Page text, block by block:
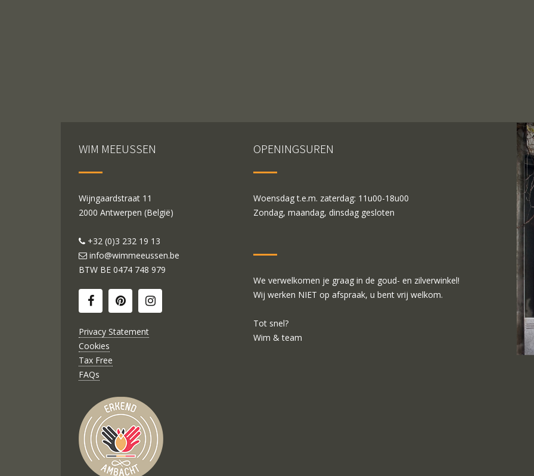
WIM MEEUSSEN
Wijngaardstraat 11
2000 Antwerpen (België)
+32 (0)3 232 19 13
info@wimmeeussen.be
BTW BE 0474 748 979
Privacy Statement
Cookies
Tax Free
FAQs
OPENINGSUREN
Woensdag t.e.m. zaterdag: 11u00-18u00
Zondag, maandag, dinsdag gesloten
We verwelkomen je graag in de goud- en zilverwinkel!
Wij werken NIET op afspraak, u bent vrij welkom.
Tot snel?
Wim & team